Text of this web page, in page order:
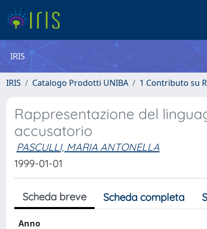
IRIS
IRIS Catalogo Prodotti UNIBA 1 Contributo su
Rappresentazione del
accusatorio
PASCULLI, MARIA ANTONELLA
1999-01-01
Scheda breve Scheda completa
Anno